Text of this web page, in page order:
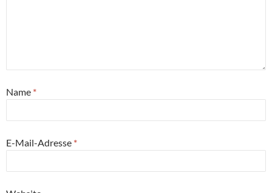
Name *
E-Mail-Adresse *